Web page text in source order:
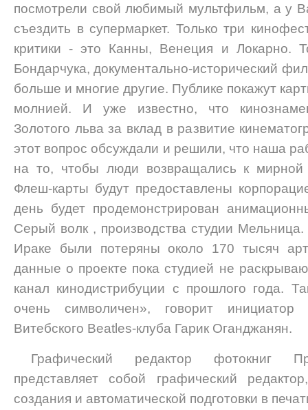
посмотрели свой любимый мультфильм, а у
съездить в супермаркет. Только три
критики - это Канны, Венеция и Локарно.
Бондарчука, документально-исторический
больше и многие другие. Публике покажут
молнией. И уже известно, что
Золотого льва за вклад в развитие
этот вопрос обсуждали и решили, что наша
на то, чтобы люди возвращались к мирной
Флеш-карты будут предоставлены
день будет продемонстрирован
Серый волк , производства студии
Ираке были потеряны около 170 тысяч
данные о проекте пока студией не
канал кинодистрибуции с прошлого года.
очень символичен», говорит инициатор
Витебского Beatles-клуба Гарик Оганджанян.
Графический редактор фотокниг
представляет собой графический
создания и автоматической подготовки в